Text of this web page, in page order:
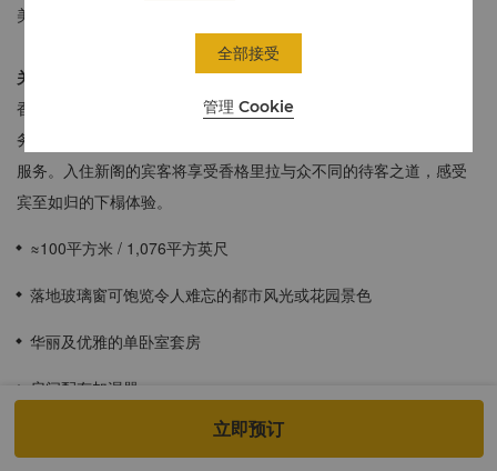
美景。
关于新阁
香格里拉深明真正的奢华，意味着用得其所的品质时光。无论是商
务出行或休闲旅游，我们致力于为新阁宾客提供悉心周到的个性化
服务。入住新阁的宾客将享受香格里拉与众不同的待客之道，感受
宾至如归的下榻体验。
≈100平方米 / 1,076平方英尺
落地玻璃窗可饱览令人难忘的都市风光或花园景色
华丽及优雅的单卧室套房
房间配有加湿器
宽敞的浴室配备独立的淋浴间和雨淋花洒及大理石浴缸
立即预订
管理 Cookie
全部接受